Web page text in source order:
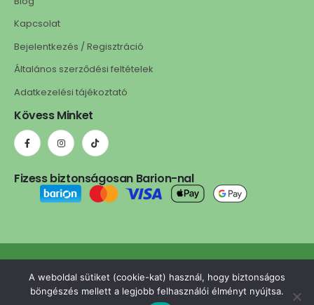
Kapcsolat
Bejelentkezés / Regisztráció
Általános szerződési feltételek
Adatkezelési tájékoztató
Kövess Minket
Fizess biztonságosan Barion-nal
ledls.hu © 2025. Minden jog fenntartva. | A weboldalt készítette:
omgcreative.hu
A weboldal sütiket (cookie-kat) használ, hogy biztonságos
böngészés mellett a legjobb felhasználói élményt nyújtsa.